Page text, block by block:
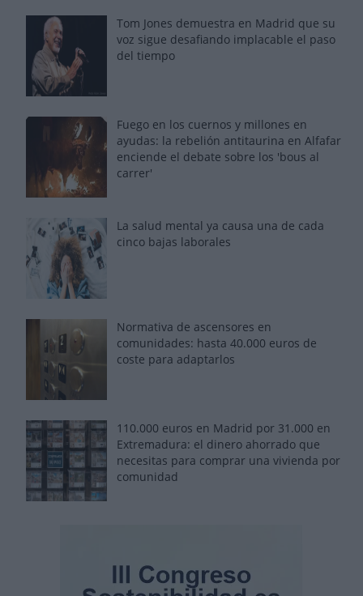
Tom Jones demuestra en Madrid que su
voz sigue desafiando implacable el paso
del tiempo
Fuego en los cuernos y millones en
ayudas: la rebelión antitaurina en Alfafar
enciende el debate sobre los 'bous al
carrer'
La salud mental ya causa una de cada
cinco bajas laborales
Normativa de ascensores en
comunidades: hasta 40.000 euros de
coste para adaptarlos
110.000 euros en Madrid por 31.000 en
Extremadura: el dinero ahorrado que
necesitas para comprar una vivienda por
comunidad